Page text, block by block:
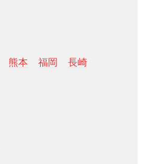
熊本 福岡
長崎